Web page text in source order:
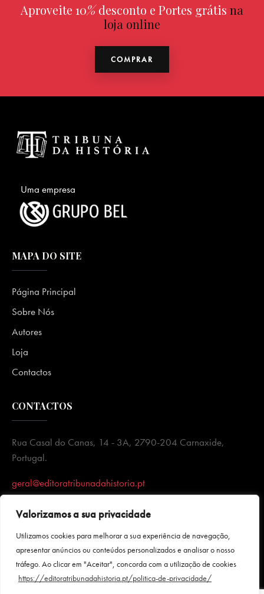
Valorizamos a sua privacidade
Utilizamos cookies para melhorar a sua experiência de navegação,
apresentar anúncios ou conteúdos personalizados e analisar o nosso
tráfego. Ao clicar em "Aceitar", concorda com a utilização de cookies
https://editoratribunadahistoria.pt/politica-de-privacidade/
Aproveite 10%desconto e Portes grátis na
loja online
COMPRAR
Uma empresa
MAPA DO SITE
Página Principal
Sobre Nós
Autores
Loja
Contactos
CONTACTOS
Rua Casal do Canas, 14 - 3A, 2790-204 Carnaxide,
Portugal.
geral@editoratribunadahistoria.pt